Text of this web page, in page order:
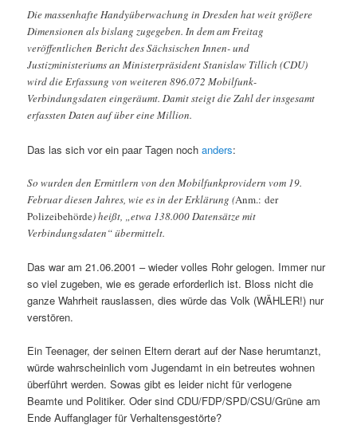
Die massenhafte Handyüberwachung in Dresden hat weit größere
Dimensionen als bislang zugegeben. In dem am Freitag
veröffentlichen Bericht des Sächsischen Innen- und
Justizministeriums an Ministerpräsident Stanislaw Tillich (CDU)
wird die Erfassung von weiteren 896.072 Mobilfunk-
Verbindungsdaten eingeräumt. Damit steigt die Zahl der insgesamt
erfassten Daten auf über eine Million.
Das las sich vor ein paar Tagen nochanders:
So wurden den Ermittlern von den Mobilfunkprovidern vom 19.
Februar diesen Jahres, wie es in der Erklärung (Anm.: der
Polizeibehörde) heißt, „etwa 138.000 Datensätze mit
Verbindungsdaten“ übermittelt.
Das war am 21.06.2001 – wieder volles Rohr gelogen. Immer nur
so viel zugeben, wie es gerade erforderlich ist. Bloss nicht die
ganze Wahrheit rauslassen, dies würde das Volk (WÄHLER!) nur
verstören.
Ein Teenager, der seinen Eltern derart auf der Nase herumtanzt,
würde wahrscheinlich vom Jugendamt in ein betreutes wohnen
überführt werden. Sowas gibt es leider nicht für verlogene
Beamte und Politiker. Oder sind CDU/FDP/SPD/CSU/Grüne am
Ende Auffanglager für Verhaltensgestörte?